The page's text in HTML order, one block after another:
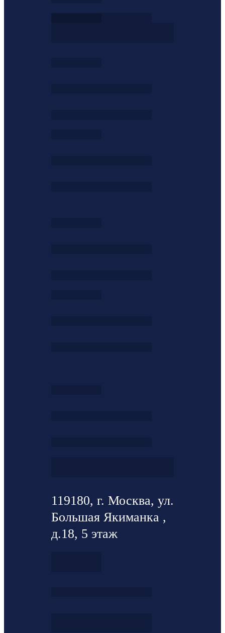
119180, г. Москва, ул.
Большая Якиманка ,
д.18, 5 этаж